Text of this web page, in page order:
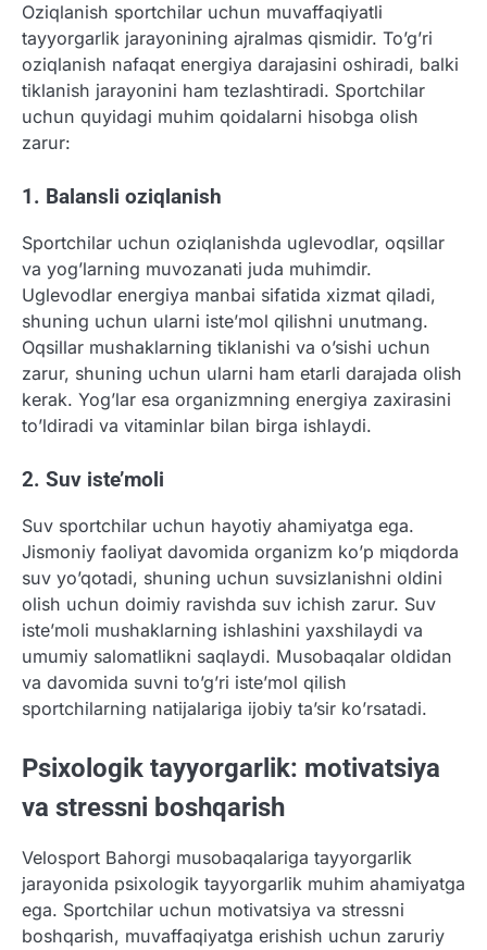
Oziqlanish sportchilar uchun muvaffaqiyatli
tayyorgarlik jarayonining ajralmas qismidir. To’g’ri
oziqlanish nafaqat energiya darajasini oshiradi, balki
tiklanish jarayonini ham tezlashtiradi. Sportchilar
uchun quyidagi muhim qoidalarni hisobga olish
zarur:
1. Balansli oziqlanish
Sportchilar uchun oziqlanishda uglevodlar, oqsillar
va yog’larning muvozanati juda muhimdir.
Uglevodlar energiya manbai sifatida xizmat qiladi,
shuning uchun ularni iste’mol qilishni unutmang.
Oqsillar mushaklarning tiklanishi va o’sishi uchun
zarur, shuning uchun ularni ham etarli darajada olish
kerak. Yog’lar esa organizmning energiya zaxirasini
to’ldiradi va vitaminlar bilan birga ishlaydi.
2. Suv iste’moli
Suv sportchilar uchun hayotiy ahamiyatga ega.
Jismoniy faoliyat davomida organizm ko’p miqdorda
suv yo’qotadi, shuning uchun suvsizlanishni oldini
olish uchun doimiy ravishda suv ichish zarur. Suv
iste’moli mushaklarning ishlashini yaxshilaydi va
umumiy salomatlikni saqlaydi. Musobaqalar oldidan
va davomida suvni to’g’ri iste’mol qilish
sportchilarning natijalariga ijobiy ta’sir ko’rsatadi.
Psixologik tayyorgarlik: motivatsiya
va stressni boshqarish
Velosport Bahorgi musobaqalariga tayyorgarlik
jarayonida psixologik tayyorgarlik muhim ahamiyatga
ega. Sportchilar uchun motivatsiya va stressni
boshqarish, muvaffaqiyatga erishish uchun zaruriy